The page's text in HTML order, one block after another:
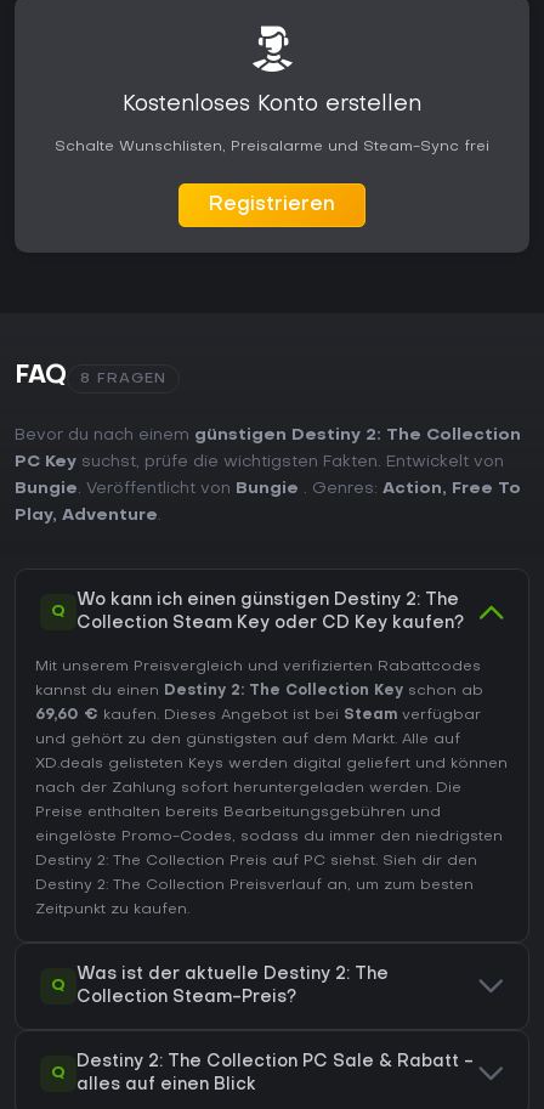
Kostenloses Konto erstellen
Schalte Wunschlisten, Preisalarme und Steam-Sync frei
Registrieren
FAQ 8 FRAGEN
Bevor du nach einem günstigen Destiny 2: The Collection
PC Key suchst, prüfe die wichtigsten Fakten. Entwickelt von
Bungie. Veröffentlicht von Bungie . Genres: Action,
Free To
Play, Adventure.
Q
Wo kann ich einen günstigen Destiny 2: The
Collection Steam Key oder CD Key kaufen?
Mit unserem Preisvergleich und verifizierten Rabattcodes
kannst du einen Destiny 2: The Collection Key schon ab
69,60 € kaufen. Dieses Angebot ist bei Steam verfügbar
und gehört zu den günstigsten auf dem Markt. Alle auf
XD.deals gelisteten Keys werden digital geliefert und können
nach der Zahlung sofort heruntergeladen werden. Die
Preise enthalten bereits Bearbeitungsgebühren und
eingelöste Promo-Codes, sodass du immer den niedrigsten
Destiny 2: The Collection Preis auf PC siehst. Sieh dir den
Destiny 2: The Collection Preisverlauf an, um zum besten
Zeitpunkt zu kaufen.
Q
Was ist der aktuelle Destiny 2: The
Collection Steam-Preis?
Q
Destiny 2: The Collection PC Sale & Rabatt -
alles auf einen Blick